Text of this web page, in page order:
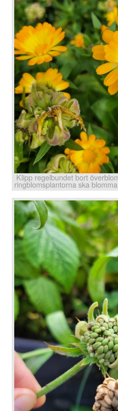
Klipp regelbundet bort
ringblomsplantorna ska